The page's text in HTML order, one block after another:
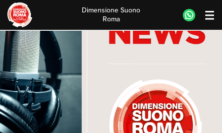
Skip
to
content
Dimensione Suono
Roma